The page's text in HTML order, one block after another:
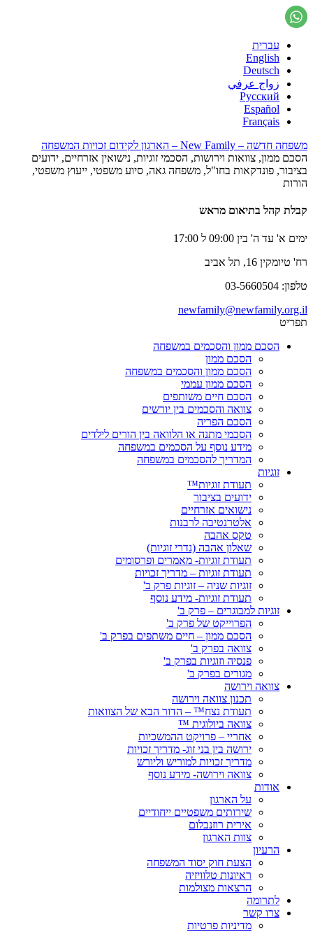
עברית
English
Deutsch
زواج عرفي
Русский
Español
Français
משפחה חדשה – New Family – הארגון לקידום זכויות המשפחה
הסכם ממון, צוואות וירושות, הסכמי זוגיות, נישואין אזרחיים, ידועים
בציבור, פונדקאות בחו"ל, משפחה גאה, סיוע משפטי, ייעוץ משפטי,
הורות
קבלת קהל בתיאום מראש
ימים א' עד ה' בין 09:00 ל 17:00
רח' טיומקין 16, תל אביב
טלפון: 03-5660504
newfamily@newfamily.org.il
תפריט
הסכם ממון והסכמים במשפחה
הסכם ממון
הסכם ממון והסכמים במשפחה
הסכם ממון עממי
הסכם חיים משותפים
צוואה והסכמים בין יורשים
הסכם הפריה
הסכמי מתנה או הלוואה בין הורים לילדים
מידע נוסף על הסכמים במשפחה
המדריך להסכמים במשפחה
זוגיות
תעודת זוגיות™
ידועים בציבור
נישואים אזרחיים
אלטרנטיבה לרבנות
טקס אהבה
שאלון אהבה (נדרי זוגיות)
תעודת זוגיות- מאמרים ופרסומים
תעודת זוגיות – מדריך זכויות
זוגיות שניה – זוגיות פרק ב'
תעודת זוגיות- מידע נוסף
זוגיות למבוגרים – פרק ב'
הפרוייקט של פרק ב'
הסכם ממון – חיים משתפים בפרק ב'
צוואה בפרק ב'
פנסיה וזוגיות בפרק ב'
מגורים בפרק ב'
צוואה וירושה
תכנון צוואה וירושה
תעודת נצח™ – הדור הבא של הצוואות
צוואה ביולוגית ™
אחריי – פרויקט ההמשכיות
ירושה בין בני זוג- מדריך זכויות
מדריך זכויות למוריש וליורש
צוואה וירושה- מידע נוסף
אודות
על הארגון
שירותים משפטיים ייחודיים
אירית רוזנבלום
צוות הארגון
הרעיון
הצעת חוק יסוד המשפחה
ראיונות טלוויזיה
הרצאות מצולמות
לתרומה
צרו קשר
מדיניות פרטיות